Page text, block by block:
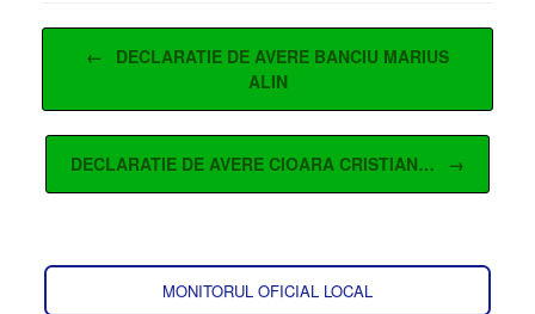
Post navigation
←
DECLARATIE DE AVERE BANCIU MARIUS
ALIN
DECLARATIE DE AVERE CIOARA CRISTIAN… →
MONITORUL OFICIAL LOCAL